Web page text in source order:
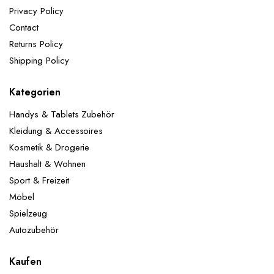
Jubiläumsfeiern, tägliche Dekorationen usw.
Lieferumfang:
Gold 2x 32" Zahlen Folienballons 5x 12"Gold
Konfetti-Ballons 5x 12"Schwarz-Ballons 5x 12"Gold-
Ballons
Jahren geeignet.
Privacy Policy
Contact
Returns Policy
Shipping Policy
Kategorien
Handys & Tablets Zubehör
Kleidung & Accessoires
Kosmetik & Drogerie
Haushalt & Wohnen
Sport & Freizeit
Möbel
Spielzeug
Autozubehör
Kaufen